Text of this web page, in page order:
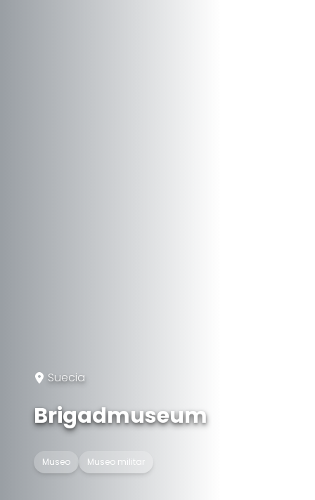
Suecia
Brigadmuseum
Museo Museo militar